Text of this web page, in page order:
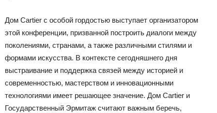
Дом Cartier с особой гордостью выступает организатором
этой конференции, призванной построить диалоги между
поколениями, странами, а также различными стилями и
формами искусства. В контексте сегодняшнего дня
выстраивание и поддержка связей между историей и
современностью, мастерством и инновационными
технологиями имеет решающее значение. Дом Cartier и
Государственный Эрмитаж считают важным беречь,